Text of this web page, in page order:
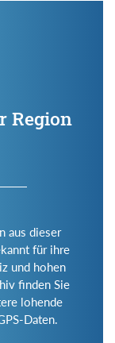
Region
aus dieser
für ihre
und hohen
finden Sie
lohende
Daten.